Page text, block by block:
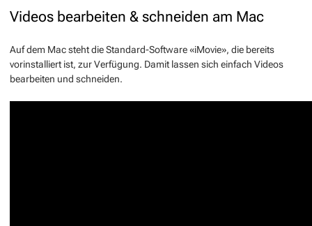
Videos bearbeiten & schneiden am Mac
Auf dem Mac steht die Standard-Software «iMovie», die bereits
vorinstalliert ist, zur Verfügung. Damit lassen sich einfach Videos
bearbeiten und schneiden.